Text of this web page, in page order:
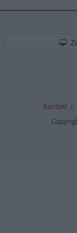
Kontakt|